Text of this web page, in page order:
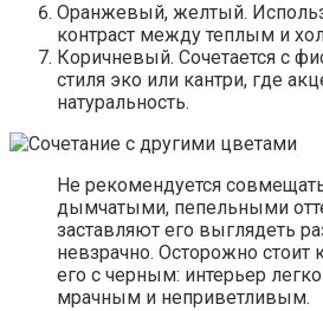
Оранжевый, желтый.
контраст между теплым и
Коричневый. Сочетается с
стиля эко или кантри, где
натуральность.
Не рекомендуется
дымчатыми, пепельными
заставляют его выглядеть
невзрачно. Осторожно стоит
его с черным: интерьер
мрачным и неприветливым.